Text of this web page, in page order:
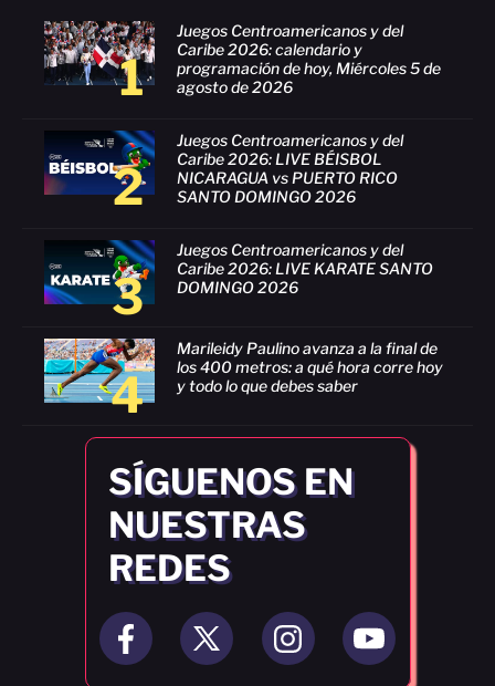
1
Juegos Centroamericanos y del
Caribe 2026: calendario y
programación de hoy, Miércoles 5 de
agosto de 2026
2
Juegos Centroamericanos y del
Caribe 2026: LIVE BÉISBOL
NICARAGUA vs PUERTO RICO
SANTO DOMINGO 2026
3
Juegos Centroamericanos y del
Caribe 2026: LIVE KARATE SANTO
DOMINGO 2026
4
Marileidy Paulino avanza a la final de
los 400 metros: a qué hora corre hoy
y todo lo que debes saber
SÍGUENOS EN
NUESTRAS
REDES